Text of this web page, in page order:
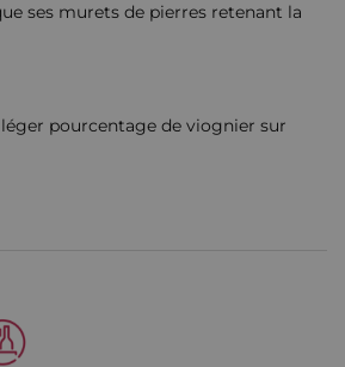
ses murets de pierres retenant la
pourcentage de viognier sur